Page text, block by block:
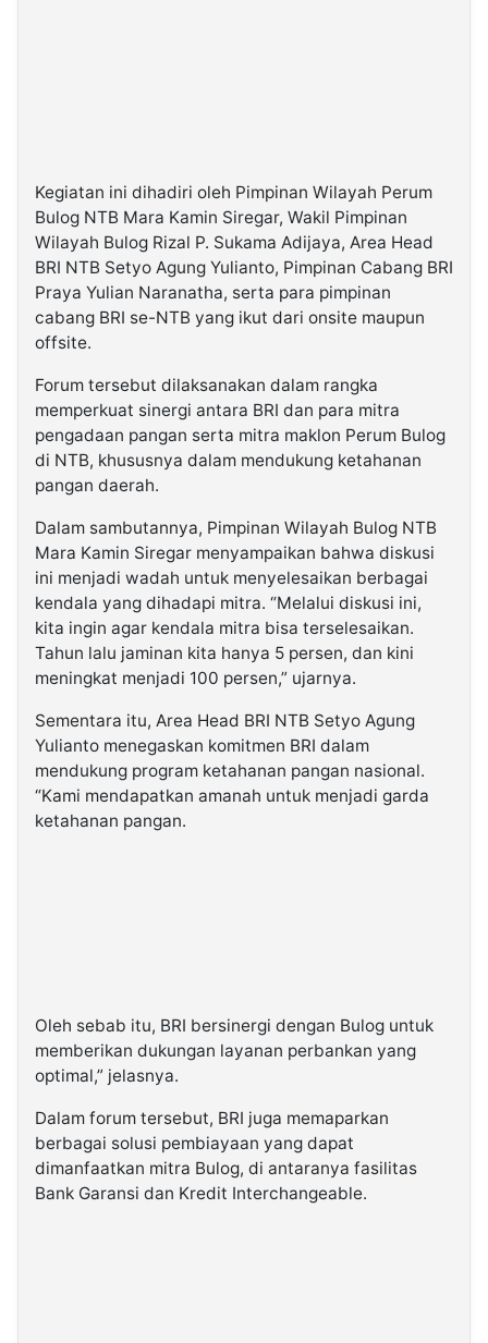
Kegiatan ini dihadiri oleh Pimpinan Wilayah Perum
Bulog NTB Mara Kamin Siregar, Wakil Pimpinan
Wilayah Bulog Rizal P. Sukama Adijaya, Area Head
BRI NTB Setyo Agung Yulianto, Pimpinan Cabang BRI
Praya Yulian Naranatha, serta para pimpinan
cabang BRI se-NTB yang ikut dari onsite maupun
offsite.
Forum tersebut dilaksanakan dalam rangka
memperkuat sinergi antara BRI dan para mitra
pengadaan pangan serta mitra maklon Perum Bulog
di NTB, khususnya dalam mendukung ketahanan
pangan daerah.
Dalam sambutannya, Pimpinan Wilayah Bulog NTB
Mara Kamin Siregar menyampaikan bahwa diskusi
ini menjadi wadah untuk menyelesaikan berbagai
kendala yang dihadapi mitra. “Melalui diskusi ini,
kita ingin agar kendala mitra bisa terselesaikan.
Tahun lalu jaminan kita hanya 5 persen, dan kini
meningkat menjadi 100 persen,” ujarnya.
Sementara itu, Area Head BRI NTB Setyo Agung
Yulianto menegaskan komitmen BRI dalam
mendukung program ketahanan pangan nasional.
“Kami mendapatkan amanah untuk menjadi garda
ketahanan pangan.
Oleh sebab itu, BRI bersinergi dengan Bulog untuk
memberikan dukungan layanan perbankan yang
optimal,” jelasnya.
Dalam forum tersebut, BRI juga memaparkan
berbagai solusi pembiayaan yang dapat
dimanfaatkan mitra Bulog, di antaranya fasilitas
Bank Garansi dan Kredit Interchangeable.